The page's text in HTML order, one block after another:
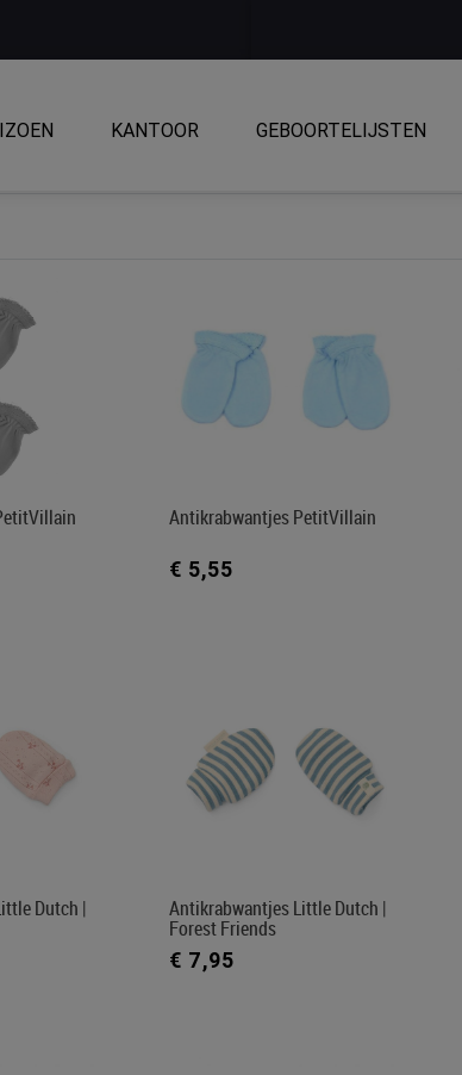
KANTOOR GEBOORTELIJSTEN
Antikrabwantjes PetitVillain
€ 5,55
Dutch | Antikrabwantjes Little Dutch |
Forest Friends
€ 7,95